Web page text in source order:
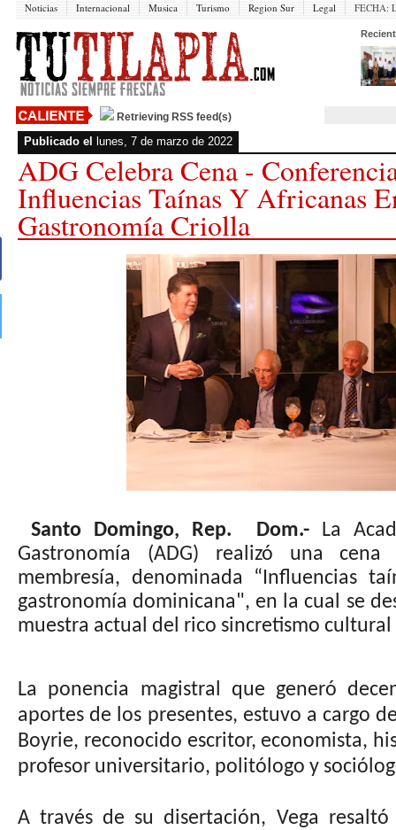
Noticias Internacional Musica Turismo Region Sur Legal FECHA:
Retrieving RSS feed(s)
Publicado el lunes, 7 de marzo de 2022
ADG Celebra Cena -
Influencias Taínas Y Africanas
Gastronomía Criolla
Santo Domingo, Rep. Dom.- La
Gastronomía (ADG) realizó una
membresía, denominada “Influencias
gastronomía dominicana", en la cual se
muestra actual del rico sincretismo cultural
La ponencia magistral que generó
aportes de los presentes, estuvo a cargo
Boyrie, reconocido escritor, economista,
profesor universitario, politólogo y
A través de su disertación, Vega